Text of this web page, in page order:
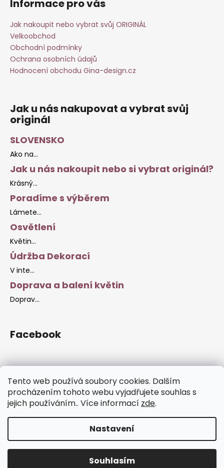
Tento web používá soubory cookies. Dalším
procházením tohoto webu vyjadřujete souhlas s
jejich používáním.. Více informací zde.
Nastavení
Souhlasím
Informace pro vás
Jak nakoupit nebo vybrat svůj ORIGINÁL
Velkoobchod
Obchodní podmínky
Ochrana osobních údajů
Hodnocení obchodu Gina-design.cz
Jak u nás nakupovat a vybrat svůj
originál
SLOVENSKO
Ako na...
Jak u nás nakoupit nebo si vybrat originál?
Krásný...
Poradíme s výběrem
Lámete...
Osvětlení
Květin...
Údržba Dekorací
V inte...
Doprava a balení květin
Doprav...
Facebook
Facebook Stránky
Copyright 2026Gina-Design. Všechna práva vyhrazena.
Upravit nastavení cookies